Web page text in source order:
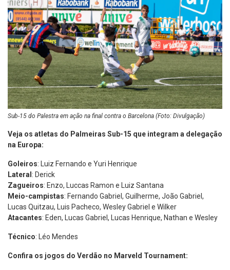
Sub-15 do Palestra em ação na final contra o Barcelona (Foto: Divulgação)
Veja os atletas do Palmeiras Sub-15 que integram a delegação
na Europa:
Goleiros: Luiz Fernando e Yuri Henrique
Lateral : Derick
Zagueiros: Enzo, Luccas Ramon e Luiz Santana
Meio-campistas: Fernando Gabriel, Guilherme, João Gabriel,
Lucas Quitzau, Luis Pacheco, Wesley Gabriel e Wilker
Atacantes: Eden, Lucas Gabriel, Lucas Henrique, Nathan e Wesley
Técnico: Léo Mendes
Confira os jogos do Verdão no Marveld Tournament: